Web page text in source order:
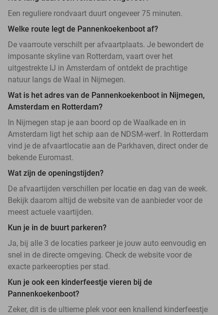
Een reguliere rondvaart duurt ongeveer 75 minuten.
Welke route legt de Pannenkoekenboot af?
De vaarroute verschilt per afvaartplaats. Je bewondert de
imposante skyline van Rotterdam, vaart over het
uitgestrekte IJ in Amsterdam of ontdekt de prachtige
natuur langs de Waal in Nijmegen.
Wat is het adres van de Pannenkoekenboot in Nijmegen,
Amsterdam en Rotterdam?
In Nijmegen stap je aan boord op de Waalkade en in
Amsterdam ligt het schip aan de NDSM-werf. In Rotterdam
vind je de afvaartlocatie aan de Parkhaven, direct onder de
bekende Euromast.
Wat zijn de openingstijden?
De afvaartijden verschillen per locatie en dag van de week.
Bekijk daarom altijd de website van de aanbieder voor de
meest actuele vaartijden.
Kun je in de buurt parkeren?
Ja, bij alle 3 de locaties parkeer je jouw auto eenvoudig en
snel in de directe omgeving. Check de website voor de
exacte parkeeropties per stad.
Kun je ook een kinderfeestje vieren bij de
Pannenkoekenboot?
Zeker, dit is de ultieme plek voor een knallend kinderfeestje